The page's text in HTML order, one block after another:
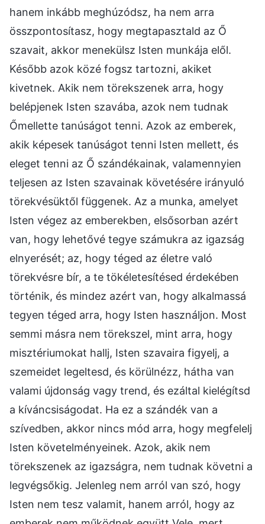
hanem inkább meghúzódsz, ha nem arra
összpontosítasz, hogy megtapasztald az Ő
szavait, akkor menekülsz Isten munkája elől.
Később azok közé fogsz tartozni, akiket
kivetnek. Akik nem törekszenek arra, hogy
belépjenek Isten szavába, azok nem tudnak
Őmellette tanúságot tenni. Azok az emberek,
akik képesek tanúságot tenni Isten mellett, és
eleget tenni az Ő szándékainak, valamennyien
teljesen az Isten szavainak követésére irányuló
törekvésüktől függenek. Az a munka, amelyet
Isten végez az emberekben, elsősorban azért
van, hogy lehetővé tegye számukra az igazság
elnyerését; az, hogy téged az életre való
törekvésre bír, a te tökéletesítésed érdekében
történik, és mindez azért van, hogy alkalmassá
tegyen téged arra, hogy Isten használjon. Most
semmi másra nem törekszel, mint arra, hogy
misztériumokat hallj, Isten szavaira figyelj, a
szemeidet legeltesd, és körülnézz, hátha van
valami újdonság vagy trend, és ezáltal kielégítsd
a kíváncsiságodat. Ha ez a szándék van a
szívedben, akkor nincs mód arra, hogy megfelelj
Isten követelményeinek. Azok, akik nem
törekszenek az igazságra, nem tudnak követni a
legvégsőkig. Jelenleg nem arról van szó, hogy
Isten nem tesz valamit, hanem arról, hogy az